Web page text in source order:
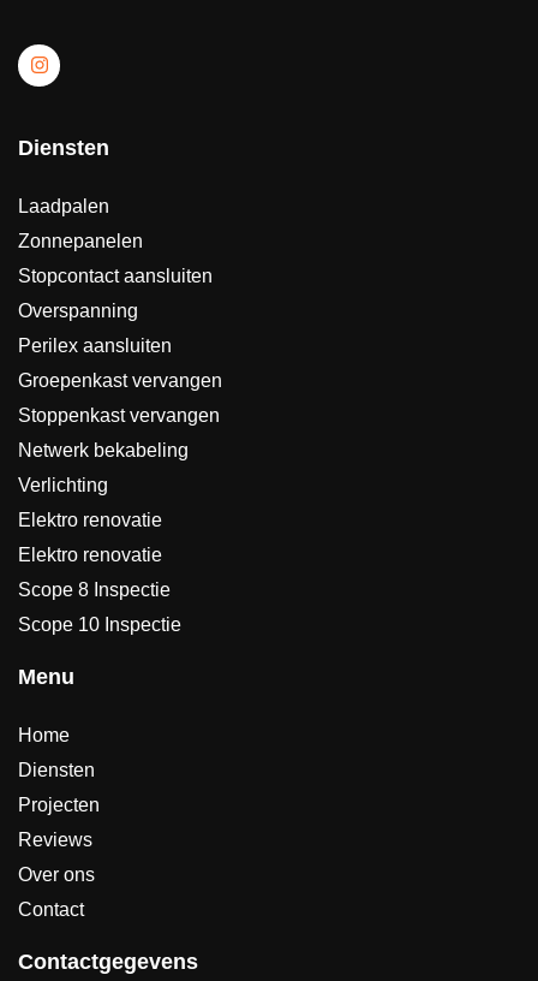
Diensten
Laadpalen
Zonnepanelen
Stopcontact aansluiten
Overspanning
Perilex aansluiten
Groepenkast vervangen
Stoppenkast vervangen
Netwerk bekabeling
Verlichting
Elektro renovatie
Elektro renovatie
Scope 8 Inspectie
Scope 10 Inspectie
Menu
Home
Diensten
Projecten
Reviews
Over ons
Contact
Contactgegevens